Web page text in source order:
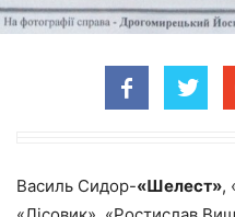
Василь Сидор-«Шелест»,